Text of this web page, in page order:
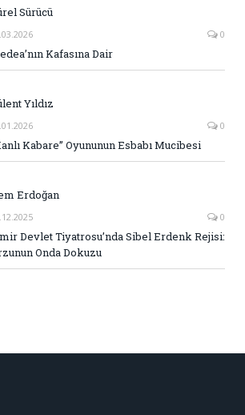
Sürücü
0
Kafasına Dair
Yıldız
0
Kabare” Oyununun Esbabı Mucibesi
Erdoğan
0
Devlet Tiyatrosu’nda Sibel Erdenk Rejisi:
Onda Dokuzu